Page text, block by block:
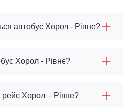
автобус Хорол - Рівне?
Хорол - Рівне?
рейс Хорол – Рівне?